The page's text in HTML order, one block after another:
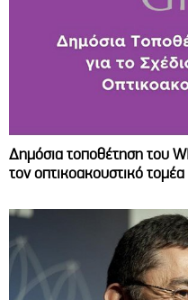
Δημόσια τοποθέτηση του
τον οπτικοακουστικό τομέα